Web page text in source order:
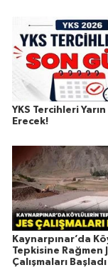
YKS Tercihleri
Erecek!
Kaynarpınar’da
Tepkisine Rağmen
Çalışmaları Başladı